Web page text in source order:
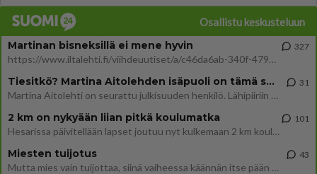
Osallistu keskusteluun
Martinan bisneksillä ei mene hyvin
https://www.iltalehti.fi/viihdeuutiset/a/c46da6ab-340f-4790-aaa7-0865eed2336 Yrityksen konkurssihakemus on tullut kärä
327
Tiesitkö? Martina Aitolehden isäpuoli on tämä suosittu laulaja
Martina Aitolehti on seurattu julkisuuden henkilö. Lähipiiriin mahtuu muitakin tunnettuja henkilöitä. Tiesitkö, että Ma
31
2 km on nykyään liian pitkä koulumatka
Hesarissa päivitellään lapset joutuu nyt kulkemaan 2 km kouluun jösses. Ruostefillarilla tuo matka menee vaikka miten äk
101
Miesten tuijotus
Mutta mies vain tuijottaa, siinä vaiheessa käännän itse pään pois. Mikä juttu? Yleensä jos joku tuijottaa tai katsoo, hä
43